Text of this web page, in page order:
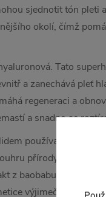
sjednotit tón pleti
okolí, čímž
Tato
a zanechává pleť
regeneraci a
a snadno se
používat i ženy s
přírody a vědy pro
z baobabu Extrakt
výjimečný pro své